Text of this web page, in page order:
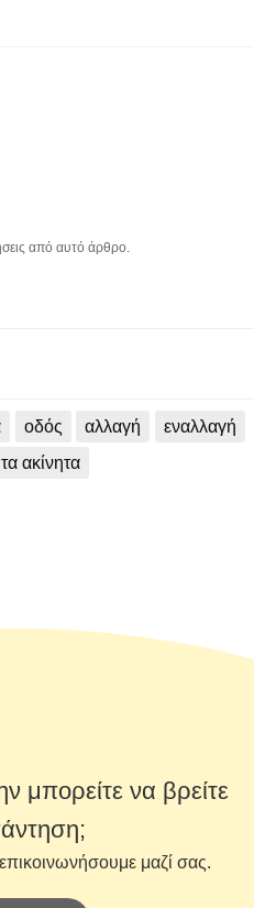
από αυτό άρθρο.
οδός αλλαγή
εναλλαγή
ακίνητα
μπορείτε να βρείτε
επικοινωνήσουμε μαζί σας.